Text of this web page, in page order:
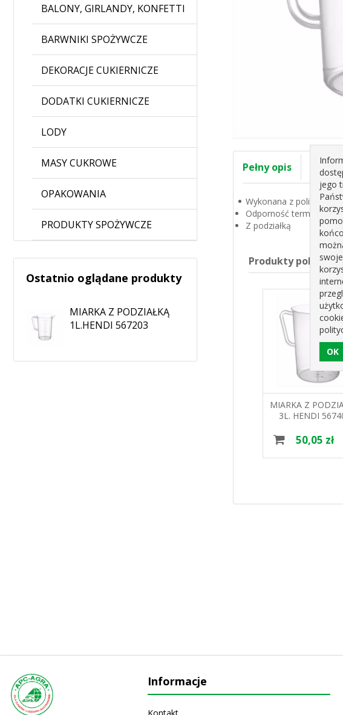
BALONY, GIRLANDY, KONFETTI
BARWNIKI SPOŻYWCZE
DEKORACJE CUKIERNICZE
DODATKI CUKIERNICZE
LODY
MASY CUKROWE
OPAKOWANIA
PRODUKTY SPOŻYWCZE
Ostatnio oglądane produkty
MIARKA Z PODZIAŁKĄ
1L.HENDI 567203
Pełny opis
Wykonana z
Odporność termiczna
Z podziałką
Produkty
MIARKA Z
3L. HENDI
50,05 zł
Informacje
Kontakt
jego